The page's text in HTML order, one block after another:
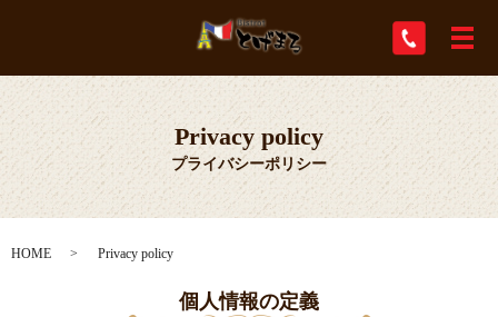
メ
Privacy policy
プライバシーポリシー
HOME Privacy policy
個人情報の定義